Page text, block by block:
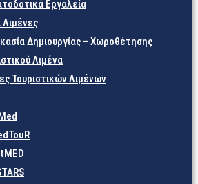
Εργαλεία
Λιμένες
Δημιουργίας – Χωροθέτησης
Λιμένα
Τουριστικών Λιμένων